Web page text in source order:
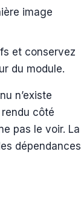
image
et conservez
du module.
n’existe
côté
pas le voir. La
dépendances